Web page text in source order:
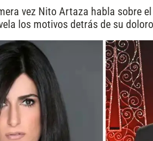
vez Nito Artaza habla sobre
los motivos detrás de su